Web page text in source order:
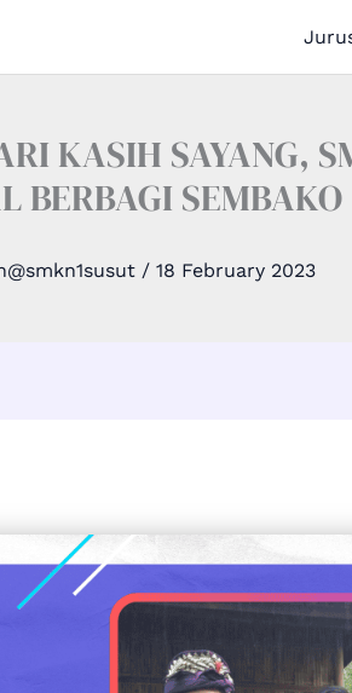
KASIH SAYANG,
BERBAGI SEMBAKO
/ 18 February 2023